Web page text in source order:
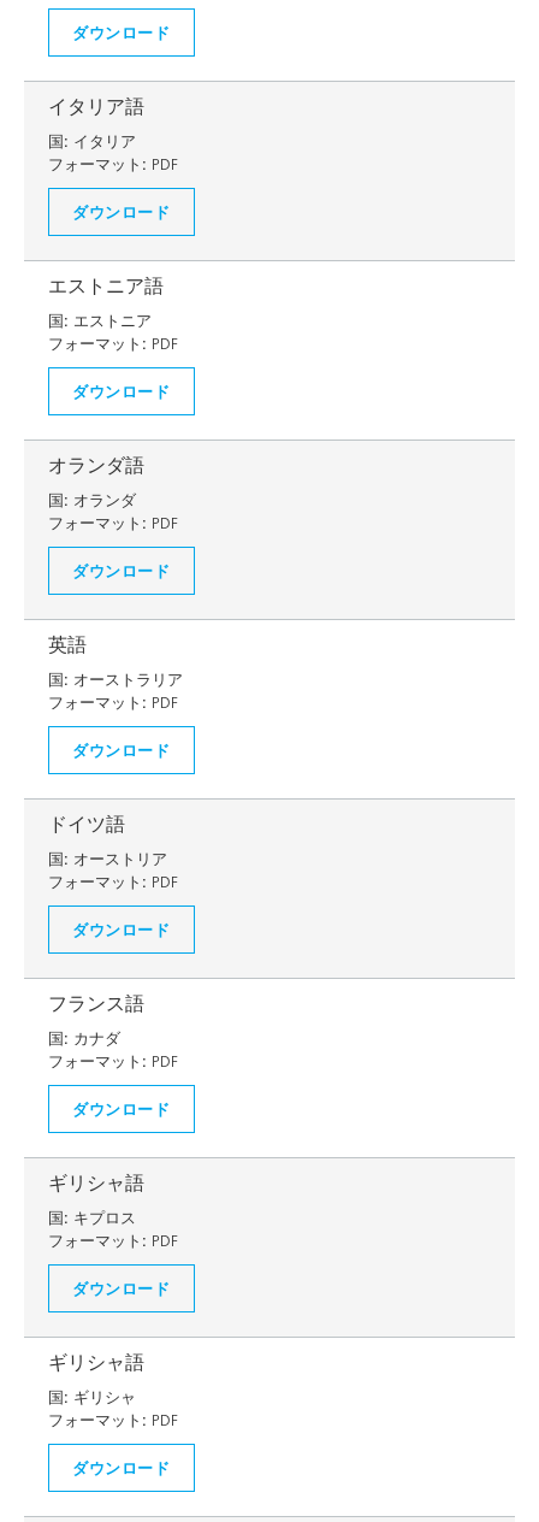
ダウンロード
イタリア語
国: イタリア
フォーマット: PDF
ダウンロード
エストニア語
国: エストニア
フォーマット: PDF
ダウンロード
オランダ語
国: オランダ
フォーマット: PDF
ダウンロード
英語
国: オーストラリア
フォーマット: PDF
ダウンロード
ドイツ語
国: オーストリア
フォーマット: PDF
ダウンロード
フランス語
国: カナダ
フォーマット: PDF
ダウンロード
ギリシャ語
国: キプロス
フォーマット: PDF
ダウンロード
ギリシャ語
国: ギリシャ
フォーマット: PDF
ダウンロード